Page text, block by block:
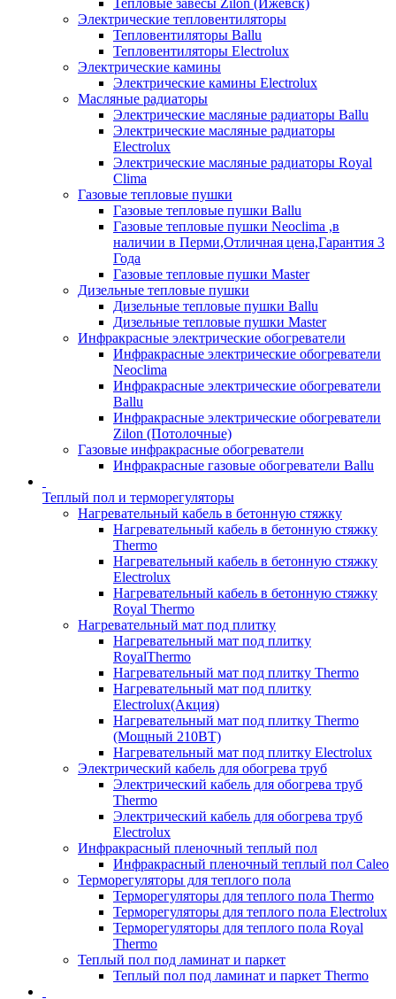
Тепловые завесы Zilon (Ижевск)
Электрические тепловентиляторы
Тепловентиляторы Ballu
Тепловентиляторы Electrolux
Электрические камины
Электрические камины Electrolux
Масляные радиаторы
Электрические масляные радиаторы Ballu
Электрические масляные радиаторы
Electrolux
Электрические масляные радиаторы Royal
Clima
Газовые тепловые пушки
Газовые тепловые пушки Ballu
Газовые тепловые пушки Neoclima ,в
наличии в Перми,Отличная цена,Гарантия 3
Года
Газовые тепловые пушки Master
Дизельные тепловые пушки
Дизельные тепловые пушки Ballu
Дизельные тепловые пушки Master
Инфракрасные электрические обогреватели
Инфракрасные электрические обогреватели
Neoclima
Инфракрасные электрические обогреватели
Ballu
Инфракрасные электрические обогреватели
Zilon (Потолочные)
Газовые инфракрасные обогреватели
Инфракрасные газовые обогреватели Ballu
Теплый пол и терморегуляторы
Нагревательный кабель в бетонную стяжку
Нагревательный кабель в бетонную стяжку
Thermo
Нагревательный кабель в бетонную стяжку
Electrolux
Нагревательный кабель в бетонную стяжку
Royal Thermo
Нагревательный мат под плитку
Нагревательный мат под плитку
RoyalThermo
Нагревательный мат под плитку Thermo
Нагревательный мат под плитку
Electrolux(Акция)
Нагревательный мат под плитку Thermo
(Мощный 210ВТ)
Нагревательный мат под плитку Electrolux
Электрический кабель для обогрева труб
Электрический кабель для обогрева труб
Thermo
Электрический кабель для обогрева труб
Electrolux
Инфракрасный пленочный теплый пол
Инфракрасный пленочный теплый пол Caleo
Терморегуляторы для теплого пола
Терморегуляторы для теплого пола Thermo
Терморегуляторы для теплого пола Electrolux
Терморегуляторы для теплого пола Royal
Thermo
Теплый пол под ламинат и паркет
Теплый пол под ламинат и паркет Thermo